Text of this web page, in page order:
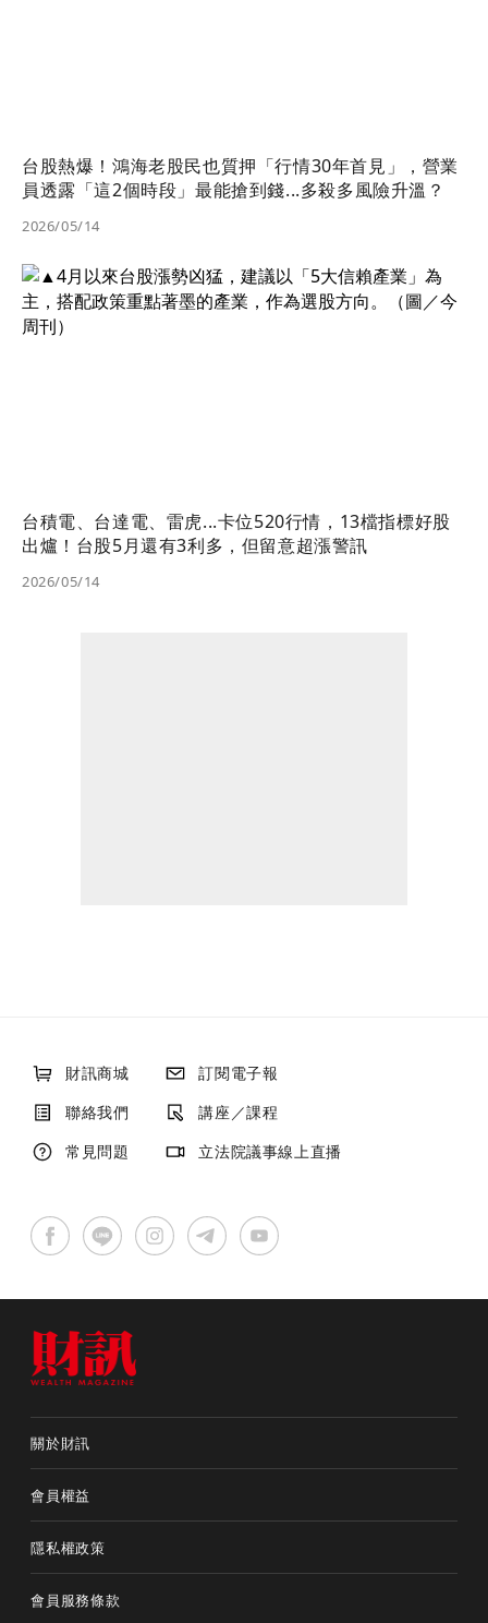
台股熱爆！鴻海老股民也質押「行情30年首見」，營業
員透露「這2個時段」最能搶到錢...多殺多風險升溫？
2026/05/14
台積電、台達電、雷虎...卡位520行情，13檔指標好股
出爐！台股5月還有3利多，但留意超漲警訊
2026/05/14
財訊商城
訂閱電子報
聯絡我們
講座／課程
常見問題
立法院議事線上直播
關於財訊
會員權益
隱私權政策
會員服務條款